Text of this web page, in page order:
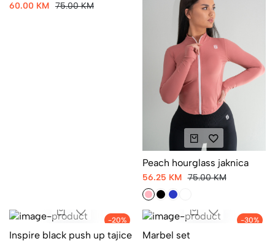
60.00 KM 75.00 KM
Peach hourglass jaknica
56.25 KM 75.00 KM
-20%
Inspire black push up tajice
-30%
Marbel set